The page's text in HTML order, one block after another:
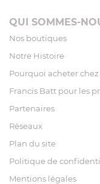
QUI SOMMES-
Nos boutiques
Notre Histoire
Pourquoi acheter
Francis Batt pour les
Partenaires
Réseaux
Plan du site
Politique de
Mentions légales